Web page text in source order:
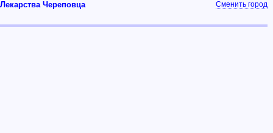
Лекарства Череповца Сменить город